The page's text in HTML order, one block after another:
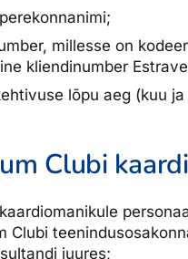
millesse on
kliendinumber
lõpu aeg (kuu
Clubi
Clubi
juures;